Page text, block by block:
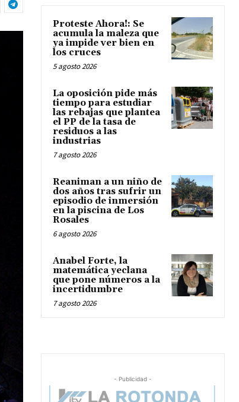
Proteste Ahora!: Se
acumula la maleza que
ya impide ver bien en
los cruces
5 agosto 2026
La oposición pide más
tiempo para estudiar
las rebajas que plantea
el PP de la tasa de
residuos a las
industrias
7 agosto 2026
Reaniman a un niño de
dos años tras sufrir un
episodio de inmersión
en la piscina de Los
Rosales
6 agosto 2026
Anabel Forte, la
matemática yeclana
que pone números a la
incertidumbre
7 agosto 2026
- Publicidad -